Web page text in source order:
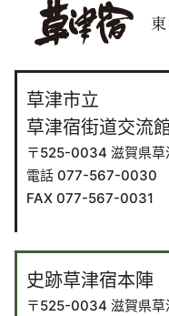
草津市立
草津宿街道交流
〒525-0034 滋賀県草
電話 077-567-0030
FAX 077-567-0031
史跡草津宿本陣
〒525-0034 滋賀県草